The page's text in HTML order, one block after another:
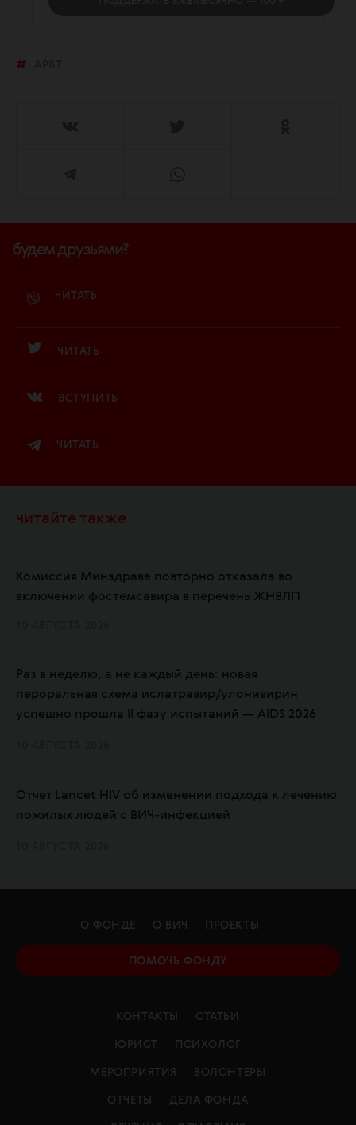
будем друзьями?
ЧИТАТЬ
ЧИТАТЬ
ВСТУПИТЬ
ЧИТАТЬ
читайте также
Комиссия Минздрава повторно отказала во
включении фостемсавира в перечень ЖНВЛП
Раз в неделю, а не каждый день: новая
пероральная схема ислатравир/улонивирин
успешно прошла II фазу испытаний — AIDS 2026
Отчет Lancet HIV об изменении подхода к лечению
пожилых людей с ВИЧ-инфекцией
О ФОНДЕ О ВИЧ ПРОЕКТЫ
ПОМОЧЬ ФОНДУ
КОНТАКТЫ СТАТЬИ
ЮРИСТ ПСИХОЛОГ
МЕРОПРИЯТИЯ ВОЛОНТЕРЫ
ОТЧЕТЫ ДЕЛА ФОНДА